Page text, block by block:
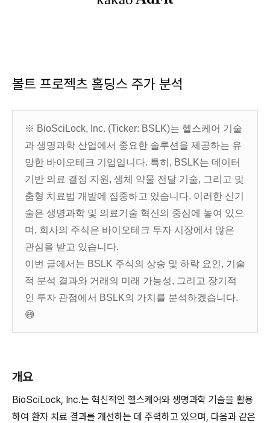
볼트 프로젝츠 홀딩스 주가 분석
※ BioSciLock, Inc. (Ticker: BSLK)는 헬스케어 기술
과 생명과학 산업에서 중요한 솔루션을 제공하는 유
망한 바이오테크 기업입니다. 특히, BSLK는 데이터
기반 의료 결정 지원, 생체 약물 전달 기술, 그리고 맞
춤형 치료법 개발에 집중하고 있습니다. 이러한 신기
술은 생명과학 및 의료기술 혁신의 중심에 놓여 있으
며, 회사의 주식은 바이오테크 투자 시장에서 많은
관심을 받고 있습니다.
이번 글에서는 BSLK 주식의 상승 및 하락 요인, 기술
적 분석 결과와 거래의 미래 가능성, 그리고 장기적
인 투자 관점에서 BSLK의 가치를 분석하겠습니다.
😅
개요
BioSciLock, Inc.는 혁신적인 헬스케어와 생명과학 기술을 활용
하여 환자 치료 결과를 개선하는 데 주력하고 있으며, 다음과 같은